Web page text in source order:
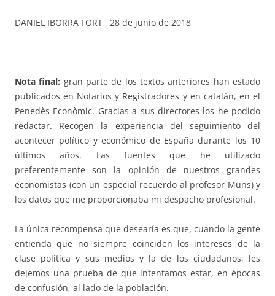
DANIEL IBORRA FORT , 28 de junio de 2018
Nota final: gran parte de los textos anteriores han estado
publicados en Notarios y Registradores y en catalán, en el
Penedès Econòmic. Gracias a sus directores los he podido
redactar. Recogen la experiencia del seguimiento del
acontecer político y económico de España durante los 10
últimos años. Las fuentes que he utilizado
preferentemente son la opinión de nuestros grandes
economistas (con un especial recuerdo al profesor Muns) y
los datos que me proporcionaba mi despacho profesional.
La única recompensa que desearía es que, cuando la gente
entienda que no siempre coinciden los intereses de la
clase política y sus medios y la de los ciudadanos, les
dejemos una prueba de que intentamos estar, en épocas
de confusión, al lado de la población.